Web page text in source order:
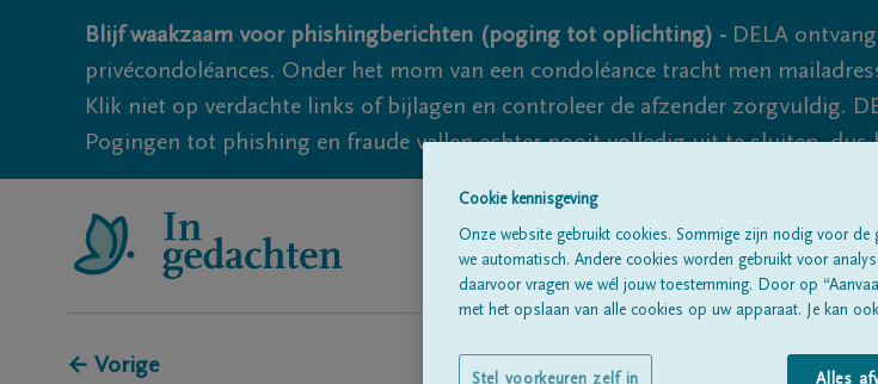
Blijf waakzaam voor phishingberichten (poging tot oplichting) - DELA
privécondoléances. Onder het mom van een condoléance tracht men
Klik niet op verdachte links of bijlagen en controleer de afzender zorgvuldig.
Pogingen tot phishing en fraude vallen echter nooit volledig uit te sluiten, dus
Alle
← Vorige
Cookie kennisgeving
Onze website gebruikt cookies. Sommige zijn nodig voor de
we automatisch. Andere cookies worden gebruikt voor
daarvoor vragen we wél jouw toestemming. Door op
met het opslaan van alle cookies op uw apparaat. Je kan